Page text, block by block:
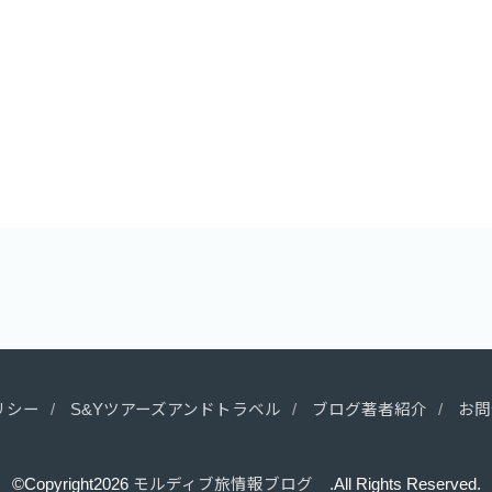
シー S&Yツアーズアンドトラベル ブログ著者紹介 お
©Copyright2026 モルディブ旅情報ブログ .All Rights Reserved.